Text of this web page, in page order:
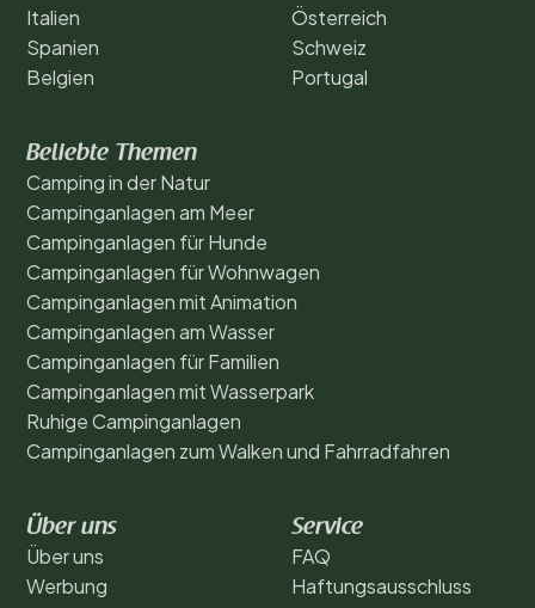
Italien
Spanien
Belgien
Österreich
Schweiz
Portugal
Beliebte Themen
Camping in der Natur
Campinganlagen am Meer
Campinganlagen für Hunde
Campinganlagen für Wohnwagen
Campinganlagen mit Animation
Campinganlagen am Wasser
Campinganlagen für Familien
Campinganlagen mit Wasserpark
Ruhige Campinganlagen
Campinganlagen zum Walken und Fahrradfahren
Über uns
Über uns
Werbung
Service
FAQ
Haftungsausschluss